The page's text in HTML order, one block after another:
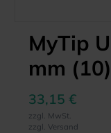
MyTip
mm (10)
33,15 €
zzgl. MwSt.
zzgl. Versand